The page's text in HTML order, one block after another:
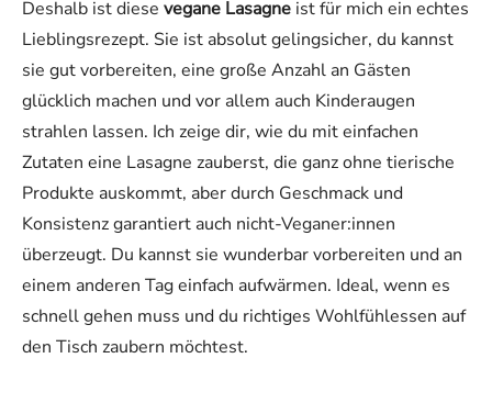
Deshalb ist diese vegane Lasagne ist für mich ein echtes
Lieblingsrezept. Sie ist absolut gelingsicher, du kannst
sie gut vorbereiten, eine große Anzahl an Gästen
glücklich machen und vor allem auch Kinderaugen
strahlen lassen. Ich zeige dir, wie du mit einfachen
Zutaten eine Lasagne zauberst, die ganz ohne tierische
Produkte auskommt, aber durch Geschmack und
Konsistenz garantiert auch nicht-Veganer:innen
überzeugt. Du kannst sie wunderbar vorbereiten und an
einem anderen Tag einfach aufwärmen. Ideal, wenn es
schnell gehen muss und du richtiges Wohlfühlessen auf
den Tisch zaubern möchtest.